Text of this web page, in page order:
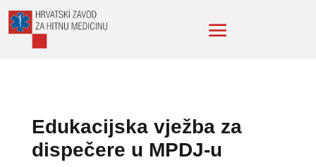
Edukacijska vježba za
dispečere u MPDJ-u